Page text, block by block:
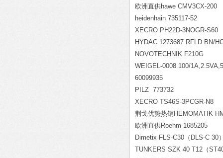
欧洲直供hawe CMV3CX-200
heidenhain 735117-52
XECRO PH22D-3NOGR-S60
HYDAC 1273687 RFLD BN/
NOVOTECHNIK F210G
WEIGEL-0008 100/
60099935
PILZ 773732
XECRO TS46S-3PCGR-N8
荆戈优势热销HEMOMATIK
欧洲直供Roehm 1685205
Dimetix FLS-C30 （DLS-C 30
TUNKERS SZK 40 T12 （